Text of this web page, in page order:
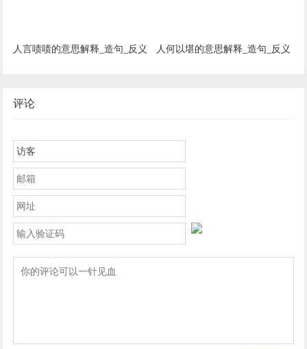
人言啧啧的意思解释_造句_反义 人何以堪的意思解释_造句_反义
评论